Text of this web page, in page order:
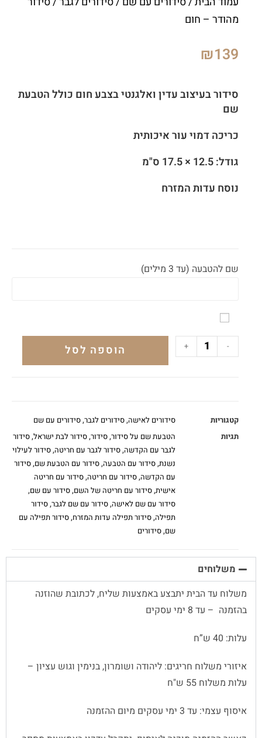
מהודר – חום
₪139
סידור בעיצוב עדין ואלגנטי בצבע חום כולל הטבעת
שם
כריכה דמוי עור איכותית
גודל: 12.5 × 17.5 ס"מ
נוסח עדות המזרח
שם להטבעה (עד 3 מילים)
-
+ הוספה לסל
קטגוריות סידורים לאישה,סידורים לגבר,סידורים עם שם
תגיות
הטבעת שם על סידור,סידור,סידור לבת ישראל,סידור
לגבר עם הקדשה,סידור לגבר עם חריטה,סידור לעילוי
נשנת,סידור עם הטבעה,סידור עם הטבעת שם,סידור
עם הקדשה,סידור עם חריטה,סידור עם חריטה
אישית,סידור עם חריטה של השם,סידור עם שם,
סידור עם שם לאישה,סידור עם שם לגבר,סידור
תפילה,סידור תפילה עדות המזרח,סידור תפילה עם
שם,סידורים
משלוחים
משלוח עד הבית יתבצע באמצעות שליח, לכתובת שהוזנה
בהזמנה – עד 8 ימי עסקים
עלות: 40 ש”ח
איזורי משלוח חריגים: ליהודה ושומרון, בנימין וגוש עציון –
עלות משלוח 55 ש"ח
איסוף עצמי: עד 3 ימי עסקים מיום ההזמנה